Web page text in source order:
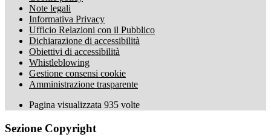
Note legali
Informativa Privacy
Ufficio Relazioni con il Pubblico
Dichiarazione di accessibilità
Obiettivi di accessibilità
Whistleblowing
Gestione consensi cookie
Amministrazione trasparente
Pagina visualizzata 935 volte
Sezione Copyright